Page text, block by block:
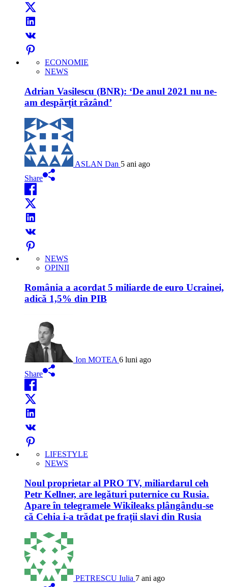
ECONOMIE
NEWS
Adrian Vasilescu (BNR): ‘De anul 2021 nu ne-
am despărțit râzând’
ASLAN Dan 5 ani ago
Share
NEWS
OPINII
România a acordat 5 miliarde de euro Ucrainei,
adică 1,5% din PIB
Ion MOTEA 6 luni ago
Share
LIFESTYLE
NEWS
Noul proprietar al PRO TV, miliardarul ceh
Petr Kellner, are legături puternice cu Rusia.
Apare în telegramele Wikileaks plângându-se
că Cehia i-a trădat pe frații slavi din Rusia
PETRESCU Iulia 7 ani ago